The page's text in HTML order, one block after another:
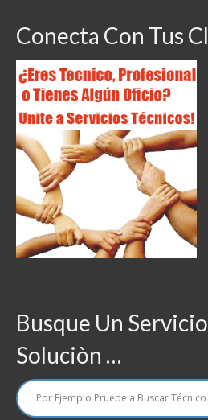
Conecta Con Tus
Busque Un
Soluciòn …